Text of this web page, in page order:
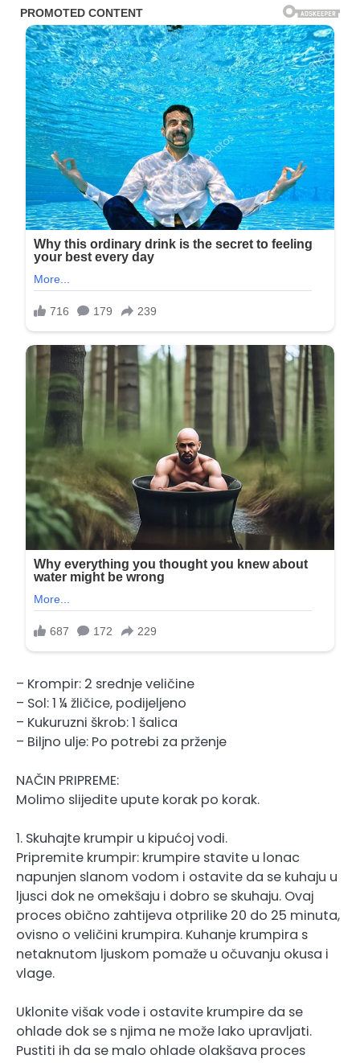
– Krompir: 2 srednje veličine
– Sol: 1 ¼ žličice, podijeljeno
– Kukuruzni škrob: 1 šalica
– Biljno ulje: Po potrebi za prženje
NAČIN PRIPREME:
Molimo slijedite upute korak po korak.
1. Skuhajte krumpir u kipućoj vodi.
Pripremite krumpir: krumpire stavite u lonac
napunjen slanom vodom i ostavite da se kuhaju u
ljusci dok ne omekšaju i dobro se skuhaju. Ovaj
proces obično zahtijeva otprilike 20 do 25 minuta,
ovisno o veličini krumpira. Kuhanje krumpira s
netaknutom ljuskom pomaže u očuvanju okusa i
vlage.
Uklonite višak vode i ostavite krumpire da se
ohlade dok se s njima ne može lako upravljati.
Pustiti ih da se malo ohlade olakšava proces